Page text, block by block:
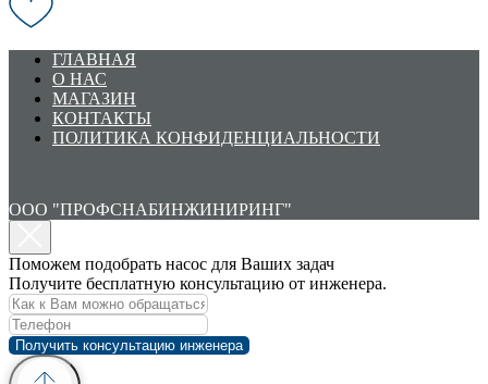
ГЛАВНАЯ
О НАС
МАГАЗИН
КОНТАКТЫ
ПОЛИТИКА КОНФИДЕНЦИАЛЬНОСТИ
ООО "ПРОФСНАБИНЖИНИРИНГ"
Поможем подобрать насос для Ваших задач
Получите бесплатную консультацию от инженера.
Получить консультацию инженера